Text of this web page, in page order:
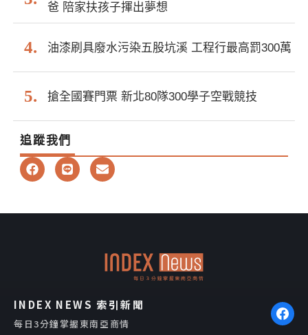
爸 陪家扶孩子揮出夢想
油漆刷具廢水污染五股坑溪 工程行最高罰300萬
搶全國賽門票 新北80隊300學子空戰競技
追蹤我們
F
a
b
L
i
E
n
l
INDEX NEWS 索引新聞
每日3分鐘掌握東南亞商情